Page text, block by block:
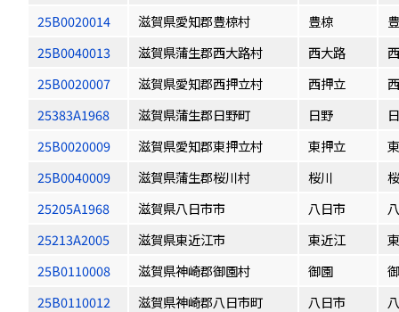
25B0020014
滋賀県愛知郡豊椋村 豊椋
25B0040013
滋賀県蒲生郡西大路村 西大路
25B0020007
滋賀県愛知郡西押立村 西押立
25383A1968
滋賀県蒲生郡日野町 日野
25B0020009
滋賀県愛知郡東押立村 東押立
25B0040009
滋賀県蒲生郡桜川村 桜川
25205A1968
滋賀県八日市市 八日市
25213A2005
滋賀県東近江市 東近江
25B0110008
滋賀県神崎郡御園村 御園
25B0110012
滋賀県神崎郡八日市町 八日市